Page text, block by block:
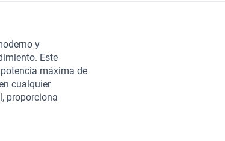
y
Este
máxima de
cualquier
proporciona
pasajeros, el